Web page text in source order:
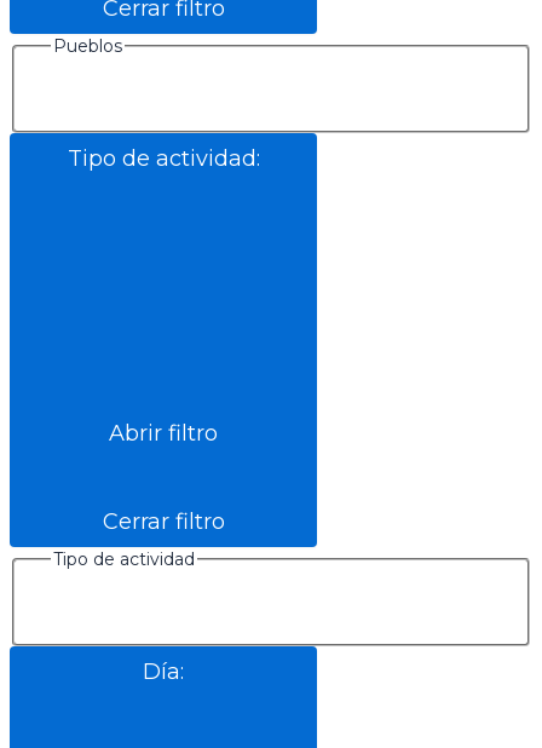
Cerrar filtro
Pueblos
Tipo de actividad:
Abrir filtro
Cerrar filtro
Tipo de actividad
Día: